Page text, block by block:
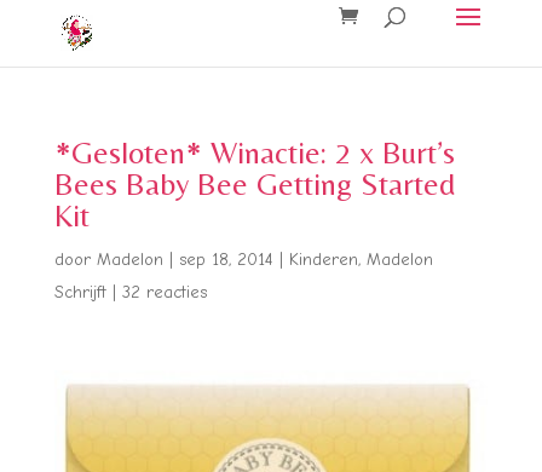
*Gesloten* Winactie: 2 x Burt’s
Bees Baby Bee Getting Started
Kit
door Madelon sep 18, 2014 Kinderen, Madelon
Schrijft| 32 reacties